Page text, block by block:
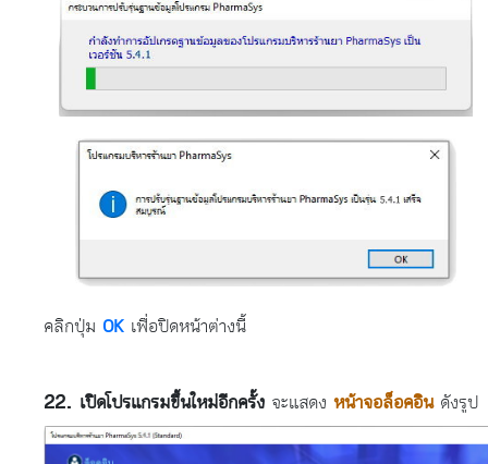
คลิกปุ่ม OK เพื่อปิดหน้าต่างนี้
เปิดโปรแกรมขึ้นใหม่อีกครั้ง จะแสดง หน้าจอล็อคอินดังรูป